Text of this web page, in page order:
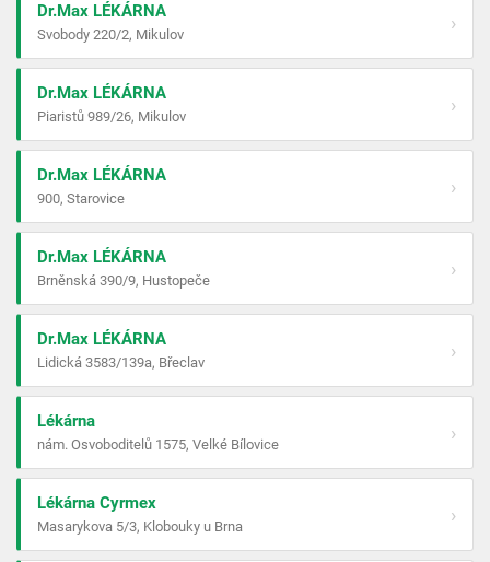
Dr.Max LÉKÁRNA
Svobody 220/2, Mikulov
›
Dr.Max LÉKÁRNA
Piaristů 989/26, Mikulov
›
Dr.Max LÉKÁRNA
900, Starovice
›
Dr.Max LÉKÁRNA
Brněnská 390/9, Hustopeče
›
Dr.Max LÉKÁRNA
Lidická 3583/139a, Břeclav
›
Lékárna
nám. Osvoboditelů 1575, Velké Bílovice
›
Lékárna Cyrmex
Masarykova 5/3, Klobouky u Brna
›